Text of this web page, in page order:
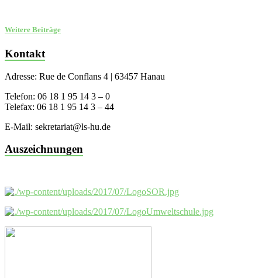
Weitere Beiträge
Kontakt
Adresse: Rue de Conflans 4 | 63457 Hanau
Telefon: 06 18 1 95 14 3 – 0
Telefax: 06 18 1 95 14 3 – 44
E-Mail: sekretariat@ls-hu.de
Auszeichnungen